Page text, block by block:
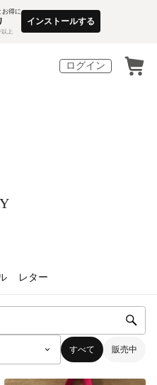
お得に
以上
インストールする
ログイン
レター
すべて 販売中